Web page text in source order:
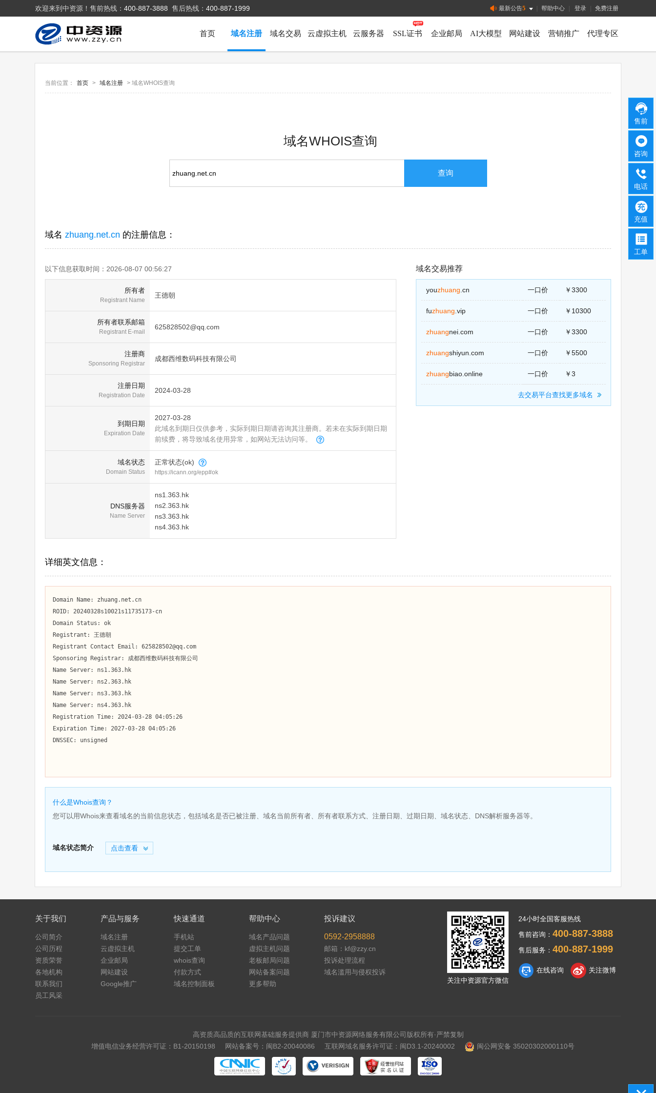
售前
咨询
电话
充值
工单
欢迎来到中资源！售前热线： 400-887-3888 售后热线： 400-887-1999 登录 免费注册
最新公告5 帮助中心
代理专区
营销推广
网站建设
AI大模型
企业邮局
SSL证书
云服务器
云虚拟主机
域名交易
域名注册
首页
当前位置： 首页 > 域名注册 > 域名WHOIS查询
域名WHOIS查询
域名 zhuang.net.cn 的注册信息：
以下信息获取时间：2026-08-07 00:56:27
所有者
Registrant Name
王德朝
所有者联系邮箱
Registrant E-mail
625828502@qq.com
注册商
Sponsoring Registrar
成都西维数码科技有限公司
注册日期
Registration Date
2024-03-28
到期日期
Expiration Date
2027-03-28
此域名到期日仅供参考，实际到期日期请咨询其注册商。若未在实际到期日期
前续费，将导致域名使用异常，如网站无法访问等。
域名状态
Domain Status
正常状态(ok)
https://icann.org/epp#ok
DNS服务器
Name Server
ns1.363.hk
ns2.363.hk
ns3.363.hk
ns4.363.hk
域名交易推荐
youzhuang .cn 一口价 ￥3300
fuzhuang .vip 一口价 ￥10300
zhuangnei.com 一口价 ￥3300
zhuangshiyun.com 一口价 ￥5500
zhuangbiao.online 一口价 ￥3
去交易平台查找更多域名
详细英文信息：
Domain Name: zhuang.net.cn
ROID: 20240328s10021s11735173-cn
Domain Status: ok
Registrant: 王德朝
Registrant Contact Email: 625828502@qq.com
Sponsoring Registrar: 成都西维数码科技有限公司
Name Server: ns1.363.hk
Name Server: ns2.363.hk
Name Server: ns3.363.hk
Name Server: ns4.363.hk
Registration Time: 2024-03-28 04:05:26
Expiration Time: 2027-03-28 04:05:26
DNSSEC: unsigned
什么是Whois查询？
您可以用Whois来查看域名的当前信息状态，包括域名是否已被注册、域名当前所有者、所有者联系方式、注册日期、过期日期、域名状态、DNS解析服务器等。
域名状态简介 点击查看
关于我们
公司简介
公司历程
资质荣誉
各地机构
联系我们
员工风采
产品与服务
域名注册
云虚拟主机
企业邮局
网站建设
Google推广
快速通道
手机站
提交工单
whois查询
付款方式
域名控制面板
帮助中心
域名产品问题
虚拟主机问题
老板邮局问题
网站备案问题
更多帮助
投诉建议
0592-2958888
邮箱：kf@zzy.cn
投诉处理流程
域名滥用与侵权投诉
关注中资源官方微信
24小时全国客服热线
售前咨询： 400-887-3888
售后服务： 400-887-1999
在线咨询 关注微博
高资质高品质的互联网基础服务提供商 厦门市中资源网络服务有限公司版权所有·严禁复制
增值电信业务经营许可证：B1-20150198
网站备案号：闽B2-20040086 互联网域名服务许可证：闽D3.1-20240002 闽公网安备 35020302000110号